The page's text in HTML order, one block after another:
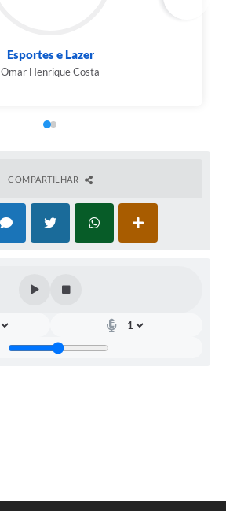
Esportes e Lazer
Omar Henrique Costa
COMPARTILHAR